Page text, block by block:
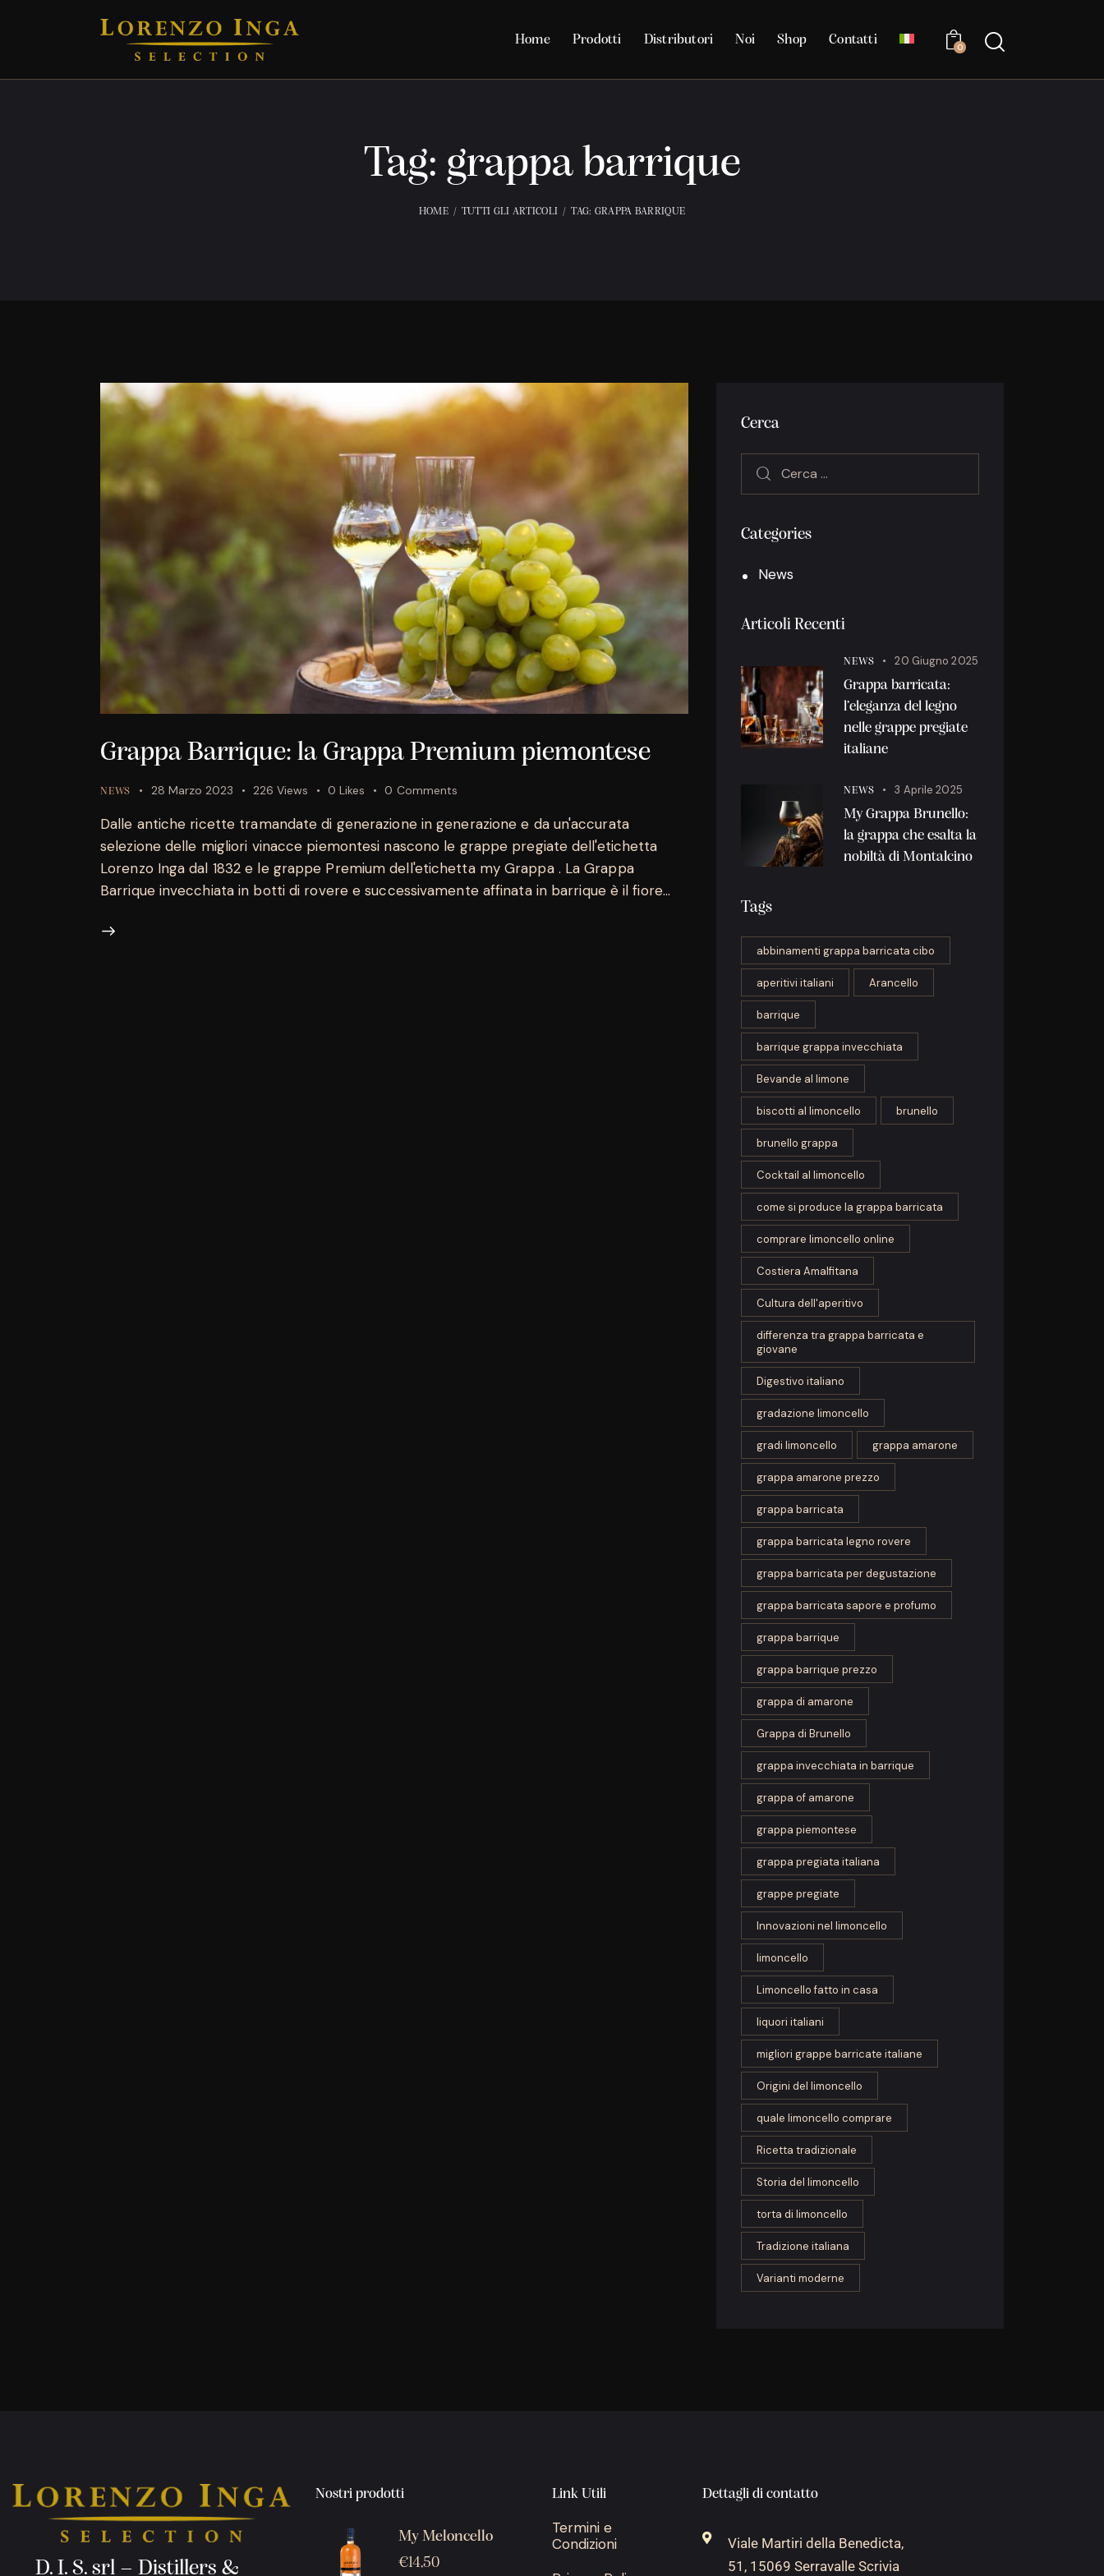
Home Prodotti Distributori Noi Shop Contatti
0
Tag: grappa barrique
HOME TUTTI GLI ARTICOLI TAG: GRAPPA BARRIQUE
Grappa Barrique: la Grappa Premium piemontese
NEWS 28 Marzo 2023 226 Views 0 Likes 0 Comments
Dalle antiche ricette tramandate di generazione in generazione e da un'accurata
selezione delle migliori vinacce piemontesi nascono le grappe pregiate dell'etichetta
Lorenzo Inga dal 1832 e le grappe Premium dell'etichetta my Grappa . La Grappa
Barrique invecchiata in botti di rovere e successivamente affinata in barrique è il fiore…
Cerca
Categories
News
Articoli Recenti
NEWS
20 Giugno 2025
Grappa barricata:
l’eleganza del legno
nelle grappe pregiate
italiane
NEWS
3 Aprile 2025
My Grappa Brunello:
la grappa che esalta la
nobiltà di Montalcino
Tags
abbinamenti grappa barricata cibo
aperitivi italiani Arancello
barrique
barrique grappa invecchiata
Bevande al limone
biscotti al limoncello brunello
brunello grappa
Cocktail al limoncello
come si produce la grappa barricata
comprare limoncello online
Costiera Amalfitana
Cultura dell'aperitivo
differenza tra grappa barricata e
giovane
Digestivo italiano
gradazione limoncello
gradi limoncello grappa amarone
grappa amarone prezzo
grappa barricata
grappa barricata legno rovere
grappa barricata per degustazione
grappa barricata sapore e profumo
grappa barrique
grappa barrique prezzo
grappa di amarone
Grappa di Brunello
grappa invecchiata in barrique
grappa of amarone
grappa piemontese
grappa pregiata italiana
grappe pregiate
Innovazioni nel limoncello
limoncello
Limoncello fatto in casa
liquori italiani
migliori grappe barricate italiane
Origini del limoncello
quale limoncello comprare
Ricetta tradizionale
Storia del limoncello
torta di limoncello
Tradizione italiana
Varianti moderne
D. I. S. srl – Distillers &
Nostri prodotti
My Meloncello
€14,50
Link Utili
Termini e
Condizioni
Dettagli di contatto
Viale Martiri della Benedicta,
51, 15069 Serravalle Scrivia